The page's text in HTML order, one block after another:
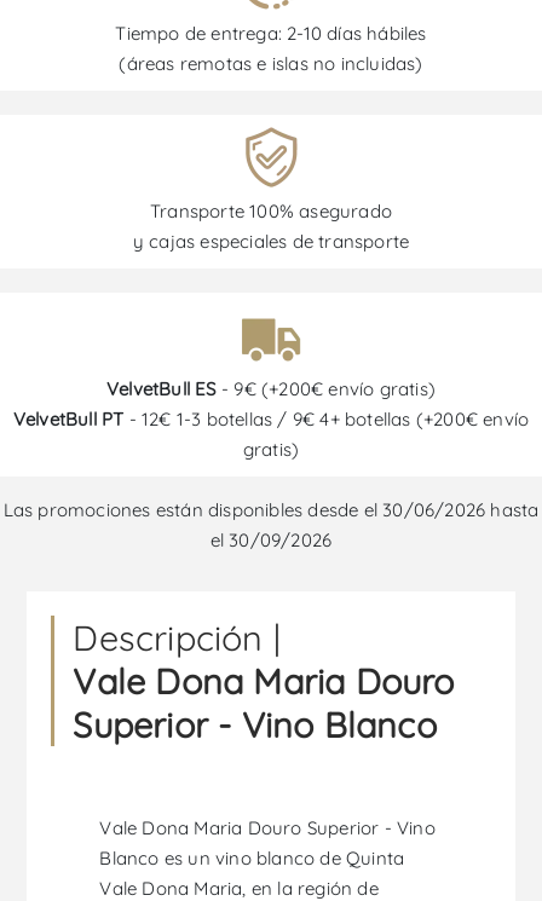
Tiempo de entrega: 2-10 días hábiles
(áreas remotas e islas no incluidas)
Transporte 100% asegurado
y cajas especiales de transporte
VelvetBull ES- 9€ (+200€ envío gratis)
VelvetBull PT - 12€ 1-3 botellas / 9€ 4+ botellas (+200€ envío
gratis)
Las promociones están disponibles desde el 30/06/2026 hasta
el 30/09/2026
Descripción |
Vale Dona Maria Douro
Superior - Vino Blanco
Vale Dona Maria Douro Superior - Vino
Blanco es un vino blanco de Quinta
Vale Dona Maria, en la región de